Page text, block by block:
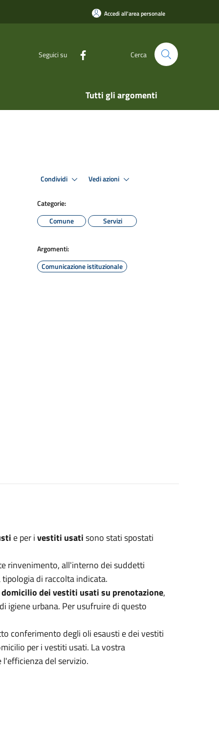
Accedi all'area personale
Seguici su Cerca
Tutti gli argomenti
Condividi Vedi azioni
Categorie:
Comune
Servizi
Argomenti:
Comunicazione istituzionale
e per ivestiti usatisono stati spostati
rinvenimento, all'interno dei suddetti
di raccolta indicata.
dei vestiti usati su prenotazione,
igiene urbana. Per usufruire di questo
conferimento degli oli esausti e dei vestiti
per i vestiti usati. La vostra
del servizio.